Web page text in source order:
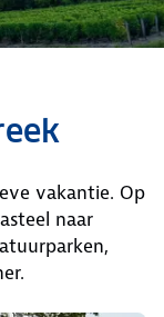
vakantie. Op
naar